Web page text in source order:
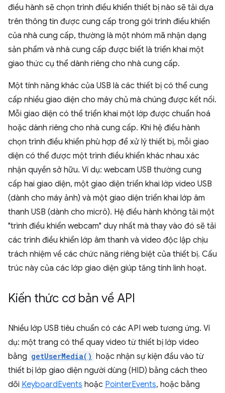
điều hành sẽ chọn trình điều khiển thiết bị nào sẽ tải dựa
trên thông tin được cung cấp trong gói trình điều khiển
của nhà cung cấp, thường là một nhóm mã nhận dạng
sản phẩm và nhà cung cấp được biết là triển khai một
giao thức cụ thể dành riêng cho nhà cung cấp.
Một tính năng khác của USB là các thiết bị có thể cung
cấp nhiều giao diện cho máy chủ mà chúng được kết nối.
Mỗi giao diện có thể triển khai một lớp được chuẩn hoá
hoặc dành riêng cho nhà cung cấp. Khi hệ điều hành
chọn trình điều khiển phù hợp để xử lý thiết bị, mỗi giao
diện có thể được một trình điều khiển khác nhau xác
nhận quyền sở hữu. Ví dụ: webcam USB thường cung
cấp hai giao diện, một giao diện triển khai lớp video USB
(dành cho máy ảnh) và một giao diện triển khai lớp âm
thanh USB (dành cho micrô). Hệ điều hành không tải một
"trình điều khiển webcam" duy nhất mà thay vào đó sẽ tải
các trình điều khiển lớp âm thanh và video độc lập chịu
trách nhiệm về các chức năng riêng biệt của thiết bị. Cấu
trúc này của các lớp giao diện giúp tăng tính linh hoạt.
Kiến thức cơ bản về API
Nhiều lớp USB tiêu chuẩn có các API web tương ứng. Ví
dụ: một trang có thể quay video từ thiết bị lớp video
bằng getUserMedia() hoặc nhận sự kiện đầu vào từ
thiết bị lớp giao diện người dùng (HID) bằng cách theo
dõi KeyboardEvents hoặc PointerEvents, hoặc bằng